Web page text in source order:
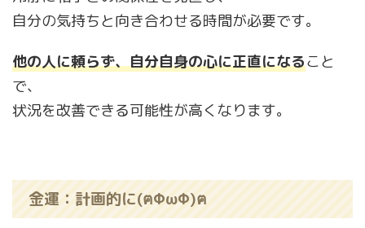
自分の気持ちと向き合わせる時間が必要です。
他の人に頼らず、自分自身の心に正直になること
で、
状況を改善できる可能性が高くなります。
金運：計画的に(ฅΦωΦ)ฅ